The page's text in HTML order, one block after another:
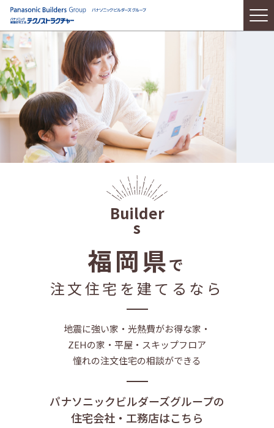
福岡県で
注文住宅を建てるなら
地震に強い家・光熱費がお得な家・
ZEHの家・平屋・スキップフロア
憧れの注文住宅の相談ができる
パナソニックビルダーズグループの
住宅会社・工務店はこちら